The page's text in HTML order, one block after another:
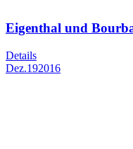
Eigenthal und
Details
Dez.192016